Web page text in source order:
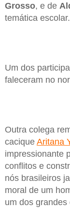
Grosso, e de
temática escolar.
Um dos
faleceram no
Outra colega
cacique Aritana
impressionante
conflitos e
nós brasileiros
moral de um
um dos